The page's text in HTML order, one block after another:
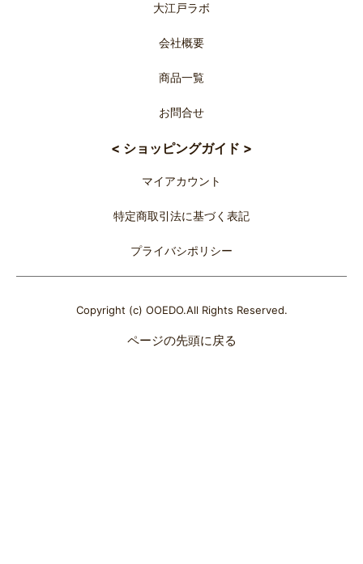
大江戸ラボ
会社概要
商品一覧
お問合せ
< ショッピングガイド >
マイアカウント
特定商取引法に基づく表記
プライバシポリシー
Copyright (c) OOEDO.All Rights Reserved.
ページの先頭に戻る